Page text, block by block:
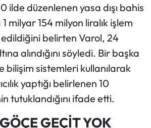
ilde düzenlenen yasa dışı bahis
milyar 154 milyon liralık işlem
belirten Varol, 24
alındığını söyledi. Bir başka
bilişim sistemleri kullanılarak
yaptığı belirlenen 10
tutuklandığını ifade etti.
GEÇİT YOK